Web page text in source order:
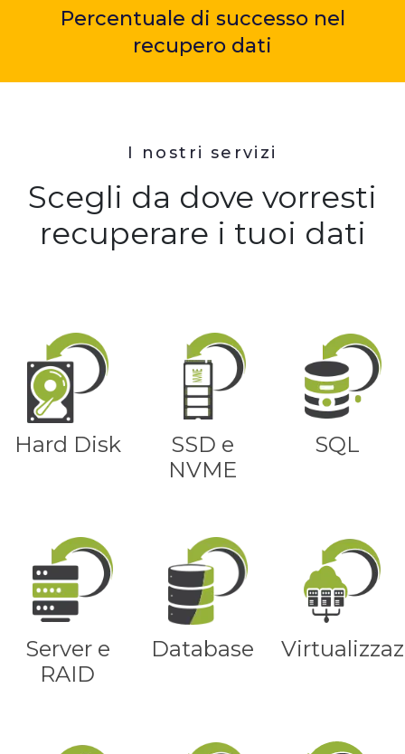
Percentuale di successo nel
recupero dati
I nostri servizi
Scegli da dove vorresti
recuperare i tuoi dati
Hard Disk
SSD e
NVME
SQL
Server e
RAID
Database